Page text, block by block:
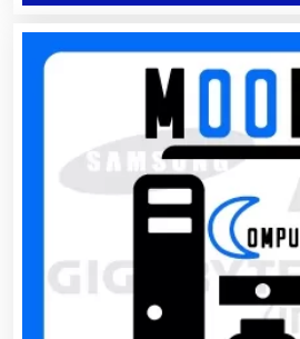
Clínicas de Rehabilitación
Clínicas y Hospitales
Clubes Deportivos